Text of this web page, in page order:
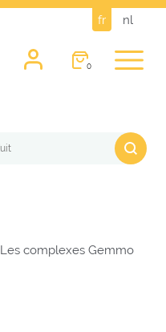
fr nl
0
Les complexes Gemmo